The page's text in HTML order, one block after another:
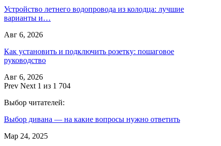
Устройство летнего водопровода из колодца: лучшие
варианты и…
Авг 6, 2026
Как установить и подключить розетку: пошаговое
руководство
Авг 6, 2026
Prev Next 1 из 1 704
Выбор читателей:
Выбор дивана — на какие вопросы нужно ответить
Мар 24, 2025